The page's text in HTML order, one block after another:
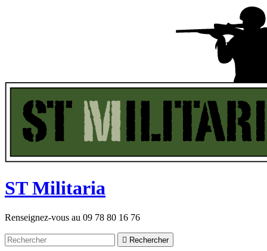
STMilitaria
Renseignez-vous au 09 78 80 16 76
 Rechercher